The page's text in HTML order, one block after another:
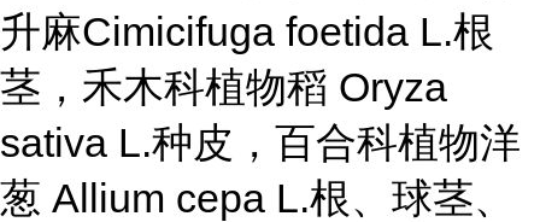
升麻Cimicifuga foetida L.根
茎，禾木科植物稻 Oryza
sativa L.种皮，百合科植物洋
葱 Allium cepa L.根、球茎、